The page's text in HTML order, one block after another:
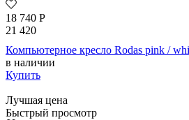
18 740 Р
21 420
Компьютерное кресло Rodas pink /
в наличии
Купить
Лучшая цена
Быстрый просмотр